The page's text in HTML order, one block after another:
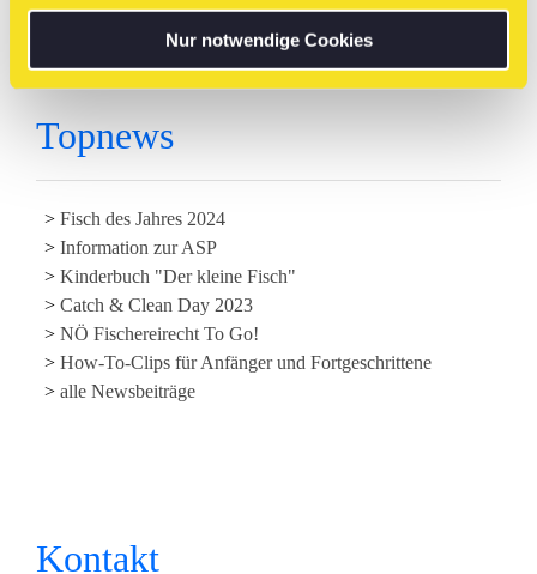
Nur notwendige Cookies
zum Menüschalter ^
Topnews
Fisch des Jahres 2024
Information zur ASP
Kinderbuch "Der kleine Fisch"
Catch & Clean Day 2023
NÖ Fischereirecht To Go!
How-To-Clips für Anfänger und Fortgeschrittene
alle Newsbeiträge
Kontakt